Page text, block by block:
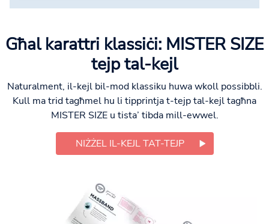
Għal karattri klassiċi: MISTER SIZE
tejp tal-kejl
Naturalment, il-kejl bil-mod klassiku huwa wkoll possibbli.
Kull ma trid tagħmel hu li tipprintja t-tejp tal-kejl tagħna
MISTER SIZE u tista’ tibda mill-ewwel.
NIŻŻEL IL-KEJL TAT-TEJP